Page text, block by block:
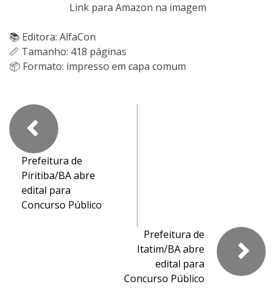
Link para Amazon na imagem
📚 Editora: AlfaCon
📏 Tamanho: 418 páginas
📦 Formato: impresso em capa comum
Prefeitura de
Piritiba/BA abre
edital para
Concurso Público
Prefeitura de
Itatim/BA abre
edital para
Concurso Público